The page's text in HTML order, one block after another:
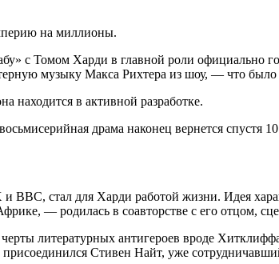
на миллионы.
с Томом Харди в главной роли официально
музыку Макса Рихтера из шоу, — что
находится в активной разработке.
BBC, стал для Харди работой жизни. Идея
— родилась в соавторстве с его отцом,
литературных антигероев вроде
Стивен Найт, уже